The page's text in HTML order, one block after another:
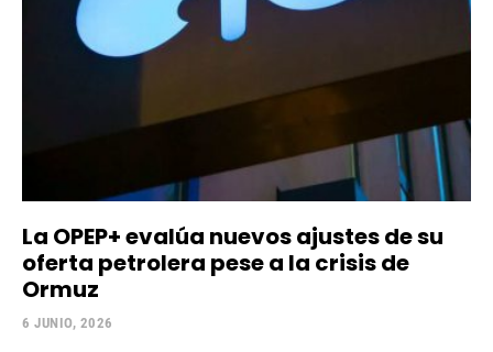
La OPEP+ evalúa nuevos ajustes de su
oferta petrolera pese a la crisis de
Ormuz
6 JUNIO, 2026